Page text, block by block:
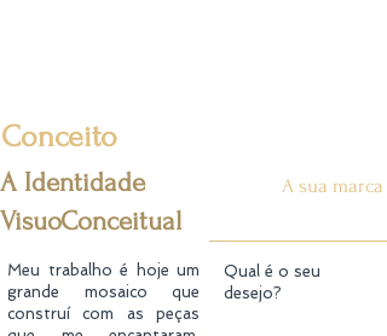
Conceito
A Identidade
VisuoConceitual
A sua marca
Meu trabalho é hoje um
grande mosaico que
construí com as peças
Qual é o seu
desejo?